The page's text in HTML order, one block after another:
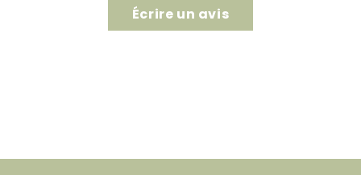
Écrire un avis